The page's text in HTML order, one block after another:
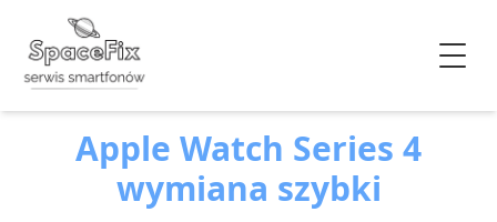
Apple Watch Series 4
wymiana szybki